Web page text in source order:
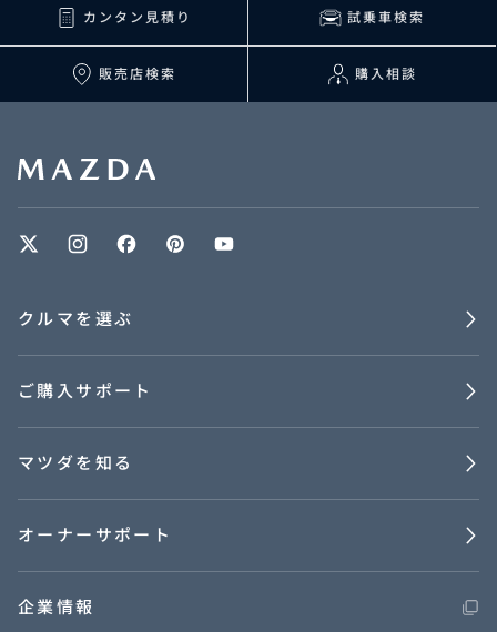
カンタン見積り 試乗車検索
販売店検索 購入相談
クルマを選ぶ
ご購入サポート
マツダを知る
オーナーサポート
企業情報